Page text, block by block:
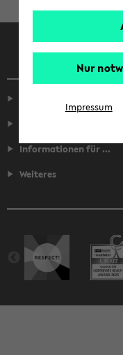
Informationen für ...
Weiteres
Nur
Impressum